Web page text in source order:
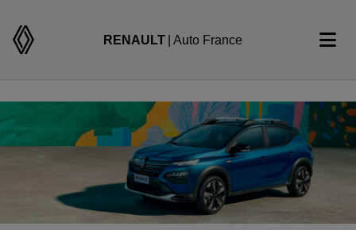
RENAULT | Auto France